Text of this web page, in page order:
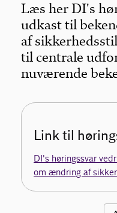
Læs her DI's
udkast til
af
til centrale
nuværende
Link til
DI's høringssvar
om ændring af